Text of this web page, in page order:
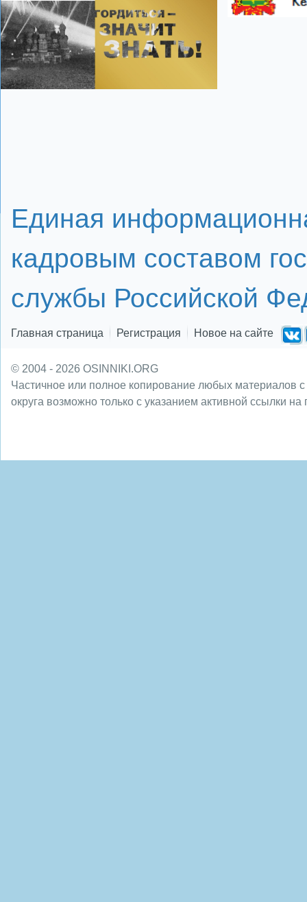
Единая
кадровым составом
службы Российской
Главная страница Регистрация Новое на сайте
© 2004 - 2026 OSINNIKI.ORG
Частичное или полное копирование любых материалов
округа возможно только с указанием активной ссылки на